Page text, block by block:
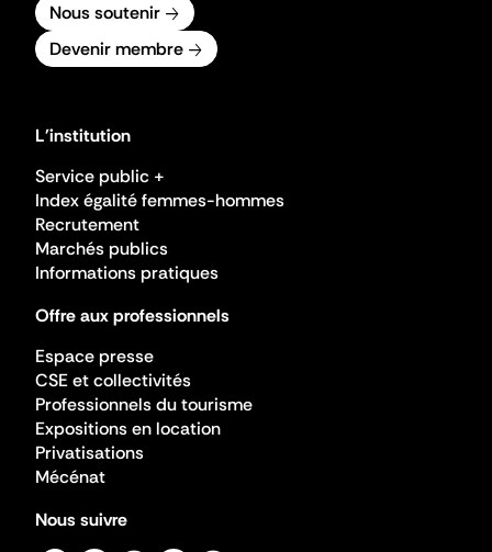
Nous soutenir
Devenir membre
L'institution
Service public +
Index égalité femmes-hommes
Recrutement
Marchés publics
Informations pratiques
Offre aux professionnels
Espace presse
CSE et collectivités
Professionnels du tourisme
Expositions en location
Privatisations
Mécénat
Nous suivre